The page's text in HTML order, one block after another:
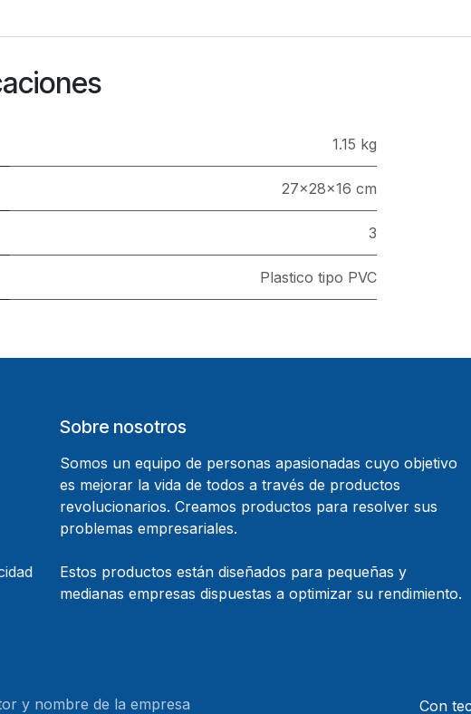
1.15 kg
27x28x16 cm
3
Plastico tipo PVC
Sobre nosotros
Somos un equipo de personas apasionadas cuyo objetivo
es mejorar la vida de todos a través de productos
revolucionarios. Creamos productos para resolver sus
problemas empresariales.
Estos productos están diseñados para pequeñas y
medianas empresas dispuestas a optimizar su rendimiento.
y nombre de la empresa Con